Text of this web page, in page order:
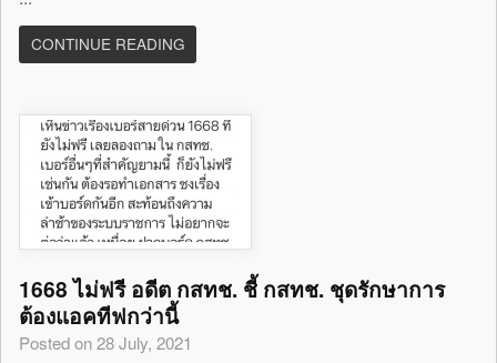
CONTINUE READING
1668 ไม่ฟรี อดีต กสทช. ชี้ กสทช. ชุดรักษาการ
ต้องแอคทีฟกว่านี้
Posted on 28 July, 2021